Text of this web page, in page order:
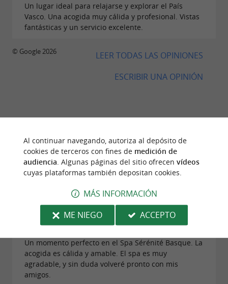
MI PRIMER SPA PARA BEBÉS
gemelos
OPCIÓN DE MASAJE*
Un lugar ideal para relajarse y explorar el País
Vasco. Una acogida muy cálida y profesional. Vistas
fantásticas y un servicio excelente.
LEER TODAS LAS OPINIONES
ESCRIBIR UNA OPINIÓN
© Google 2026
BABY SPA BY SÉRÉNITÉ BASQUE
7 Opinión
"Relajación perfecta"
Opinión publicada por drouarde64 el
05/02/2026
Un momento perfecto en el Spa Sérénité Basque. La
acogida es cálida y amable. El spa es muy
agradable, y sin duda volveré pronto con mis
amigos.
Al continuar navegando, autoriza al depósito de
cookies de terceros con fines de medición de
audiencia . Algunas páginas del sitio ofrecen vídeos
cuyas plataformas también depositan cookies.
MÁS INFORMACIÓN
ME NIEGO
ACCEPTO